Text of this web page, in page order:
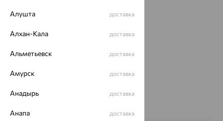
Проба:925
Страна происхождения:
Вид покрытия:
Цвет вставки:
Наименование цвета вставки:
Голубой
Характеристика вставки:
Алушта доставка
Алхан-Кала доставка
Альметьевск доставка
Амурск доставка
Анадырь доставка
Анапа доставка